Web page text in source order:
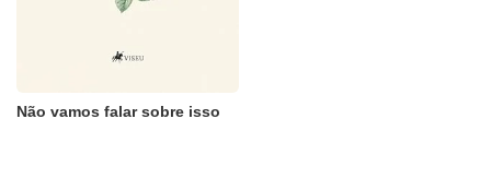
Não vamos falar sobre isso